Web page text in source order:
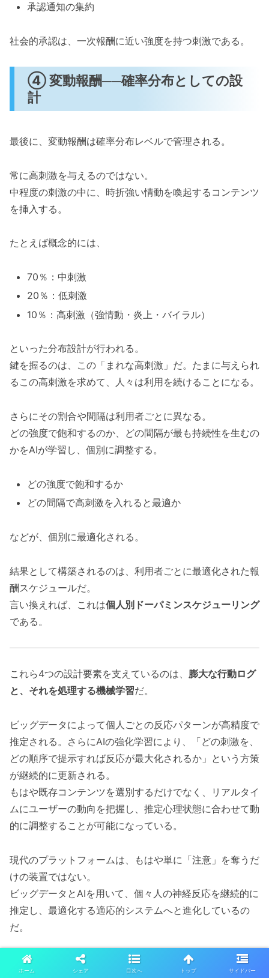
承認通知の集約
社会的承認は、一次報酬に近い強度を持つ刺激である。
④ 変動報酬──確率分布としての設
計
最後に、変動報酬は確率分布レベルで管理される。
常に高刺激を与えるのではない。
中程度の刺激の中に、時折強い情動を喚起するコンテンツ
を挿入する。
たとえば概念的には、
70％：中刺激
20％：低刺激
10％：高刺激（強情動・炎上・バイラル）
といった分布設計が行われる。
鍵を握るのは、この「まれな高刺激」だ。たまに与えられ
るこの高刺激を求めて、人々は利用を続けることになる。
さらにその割合や間隔は利用者ごとに異なる。
どの強度で飽和するのか、どの間隔が最も持続性を生むの
かをAIが学習し、個別に調整する。
どの強度で飽和するか
どの間隔で高刺激を入れると最適か
などが、個別に最適化される。
結果として構築されるのは、利用者ごとに最適化された報
酬スケジュールだ。
言い換えれば、これは個人別ドーパミンスケジューリング
である。
これら4つの設計要素を支えているのは、 膨大な行動ログ
と、それを処理する機械学習だ。
ビッグデータによって個人ごとの反応パターンが高精度で
推定される。さらにAIの強化学習により、「どの刺激を、
どの順序で提示すれば反応が最大化されるか」という方策
が継続的に更新される。
もはや既存コンテンツを選別するだけでなく、リアルタイ
ムにユーザーの動向を把握し、推定心理状態に合わせて動
的に調整することが可能になっている。
現代のプラットフォームは、もはや単に「注意」を奪うだ
けの装置ではない。
ビッグデータとAIを用いて、個々人の神経反応を継続的に
推定し、最適化する適応的システムへと進化しているの
だ。
なぜ怒りや炎上が拡散するの
ホーム シェア 目次へ トップ サイドバー